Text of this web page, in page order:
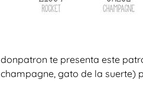
donpatron te presenta este
champagne, gato de la suerte)